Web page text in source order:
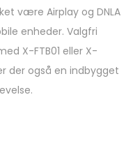
være Airplay og DNLA
enheder. Valgfri
X-FTB01 eller X-
der også en indbygget